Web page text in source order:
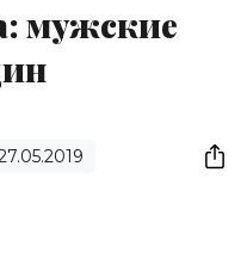
мужские